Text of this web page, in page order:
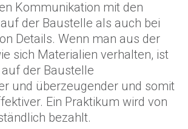
Kommunikation mit den
der Baustelle als auch bei
Details. Wenn man aus der
sich Materialien verhalten, ist
der Baustelle
und überzeugender und somit
Ein Praktikum wird von
bezahlt.